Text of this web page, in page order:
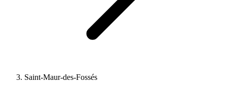
Saint-Maur-des-Fossés